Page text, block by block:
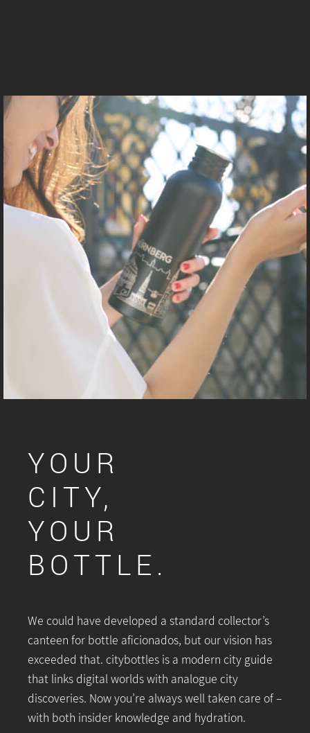
YOUR
CITY,
YOUR
BOTTLE.
We could have developed a standard collector’s
canteen for bottle aficionados, but our vision has
exceeded that. citybottles is a modern city guide
that links digital worlds with analogue city
discoveries. Now you’re always well taken care of –
with both insider knowledge and hydration.